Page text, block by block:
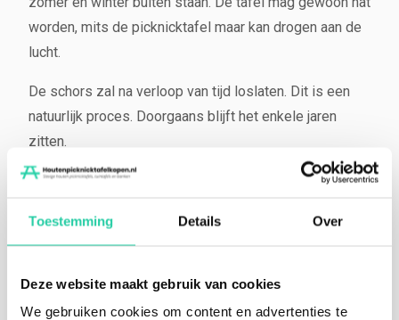
Toestemming Details Over
Deze website maakt gebruik van cookies
We gebruiken cookies om content en advertenties te
worden, mits de picknicktafel maar kan drogen aan de
lucht.
De schors zal na verloop van tijd loslaten. Dit is een
natuurlijk proces. Doorgaans blijft het enkele jaren
zitten.
Hout is een natuurproduct. Dit betekent dat het hout
optreden. Ook kunnen er in het hout noesten en
langdurig warme dagen is het mogelijk dat er wat hars
uit de planken vloeit.
Wil je dit voorkomen? Kies dan